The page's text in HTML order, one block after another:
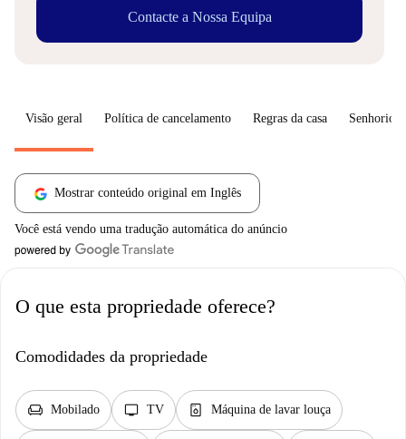
Contacte a Nossa Equipa
Visão geral Política de cancelamento Regras da casa Senhorio
Mostrar conteúdo original em Inglês
Você está vendo uma tradução automática do anúncio
O que esta propriedade oferece?
Comodidades da propriedade
chair Mobilado tv TV dishwasher_gen Máquina de lavar louça